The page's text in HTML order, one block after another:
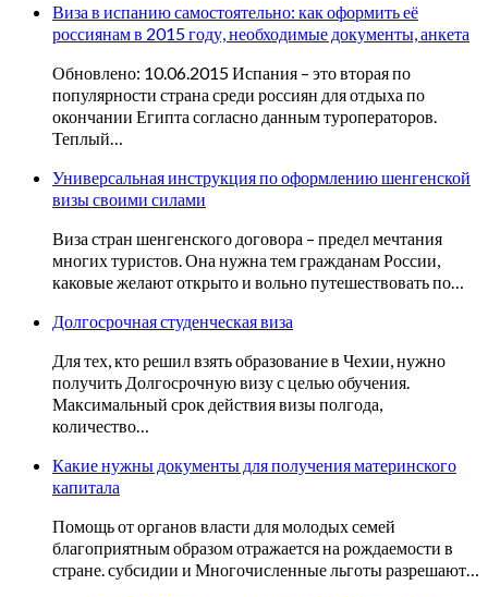
Виза в испанию самостоятельно: как оформить её
россиянам в 2015 году, необходимые документы, анкета
Обновлено: 10.06.2015 Испания – это вторая по
популярности страна среди россиян для отдыха по
окончании Египта согласно данным туроператоров.
Теплый…
Универсальная инструкция по оформлению шенгенской
визы своими силами
Виза стран шенгенского договора – предел мечтания
многих туристов. Она нужна тем гражданам России,
каковые желают открыто и вольно путешествовать по…
Долгосрочная студенческая виза
Для тех, кто решил взять образование в Чехии, нужно
получить Долгосрочную визу с целью обучения.
Максимальный срок действия визы полгода,
количество…
Какие нужны документы для получения материнского
капитала
Помощь от органов власти для молодых семей
благоприятным образом отражается на рождаемости в
стране. субсидии и Многочисленные льготы разрешают…